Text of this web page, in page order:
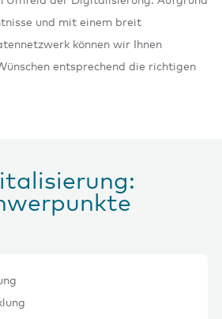
und mit einem breit
können wir Ihnen
entsprechend die richtigen